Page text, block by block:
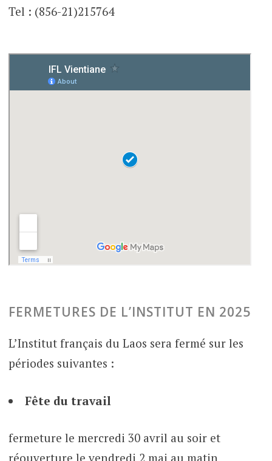
Tel : (856-21)215764
FERMETURES DE L’INSTITUT EN 2025
L’Institut français du Laos sera fermé sur les
périodes suivantes :
Fête du travail
fermeture le mercredi 30 avril au soir et
réouverture le vendredi 2 mai au matin